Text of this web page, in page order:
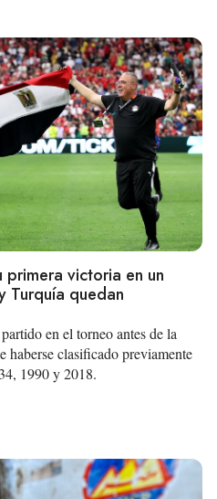
victoria en un
Turquía quedan
en el torneo antes de la
haberse clasificado previamente
1990 y 2018.